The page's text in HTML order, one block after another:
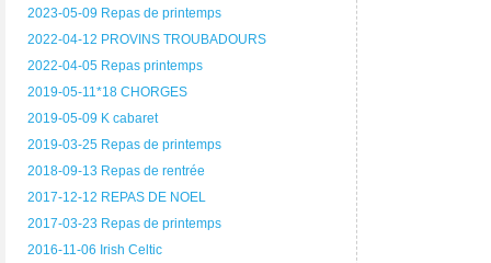
2023-05-09 Repas de printemps
2022-04-12 PROVINS TROUBADOURS
2022-04-05 Repas printemps
2019-05-11*18 CHORGES
2019-05-09 K cabaret
2019-03-25 Repas de printemps
2018-09-13 Repas de rentrée
2017-12-12 REPAS DE NOEL
2017-03-23 Repas de printemps
2016-11-06 Irish Celtic